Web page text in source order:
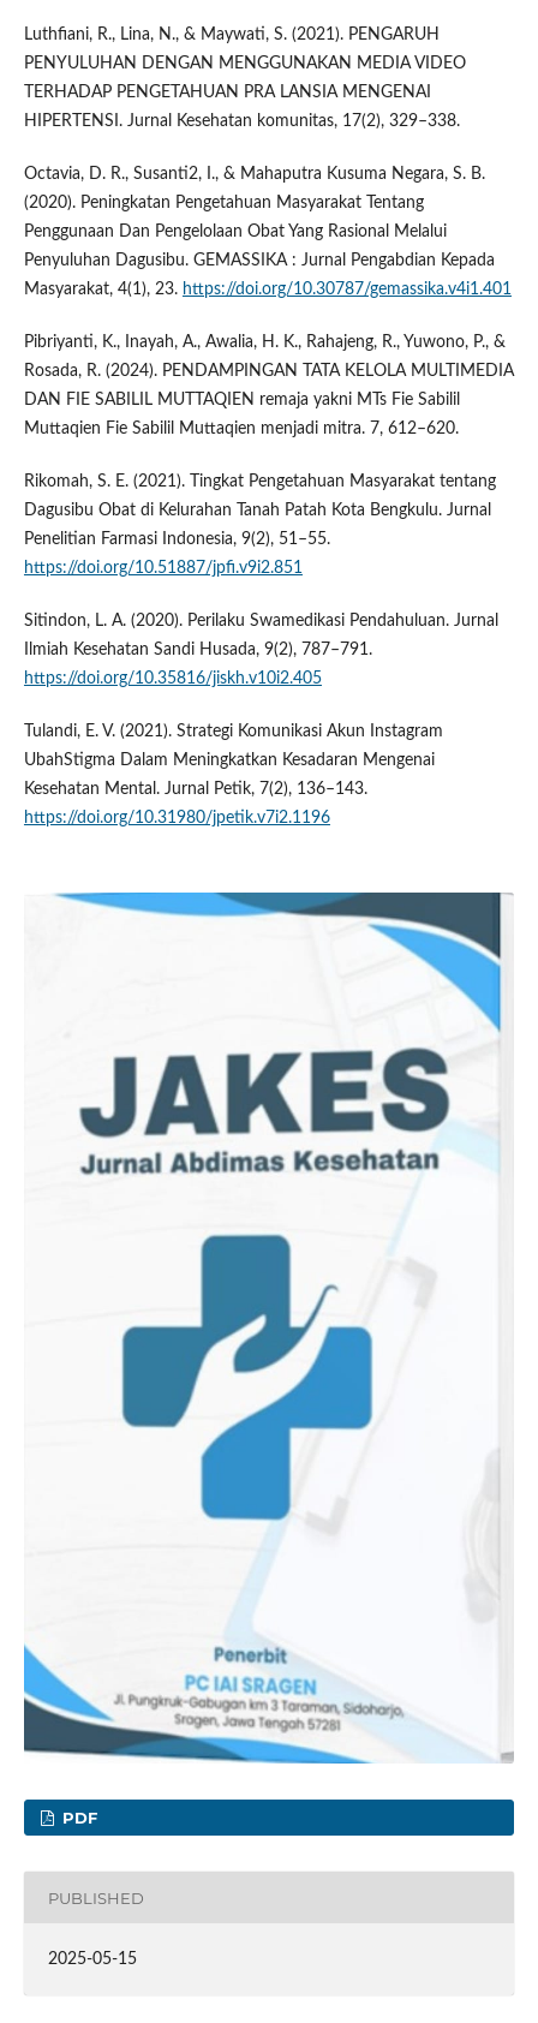
Luthfiani, R., Lina, N., & Maywati, S. (2021). PENGARUH
PENYULUHAN DENGAN MENGGUNAKAN MEDIA VIDEO
TERHADAP PENGETAHUAN PRA LANSIA MENGENAI
HIPERTENSI. Jurnal Kesehatan komunitas, 17(2), 329–338.
Octavia, D. R., Susanti2, I., & Mahaputra Kusuma Negara, S. B.
(2020). Peningkatan Pengetahuan Masyarakat Tentang
Penggunaan Dan Pengelolaan Obat Yang Rasional Melalui
Penyuluhan Dagusibu. GEMASSIKA : Jurnal Pengabdian Kepada
Masyarakat, 4(1), 23. https://doi.org/10.30787/gemassika.v4i1.401
Pibriyanti, K., Inayah, A., Awalia, H. K., Rahajeng, R., Yuwono, P., &
Rosada, R. (2024). PENDAMPINGAN TATA KELOLA MULTIMEDIA
DAN FIE SABILIL MUTTAQIEN remaja yakni MTs Fie Sabilil
Muttaqien Fie Sabilil Muttaqien menjadi mitra. 7, 612–620.
Rikomah, S. E. (2021). Tingkat Pengetahuan Masyarakat tentang
Dagusibu Obat di Kelurahan Tanah Patah Kota Bengkulu. Jurnal
Penelitian Farmasi Indonesia, 9(2), 51–55.
https://doi.org/10.51887/jpfi.v9i2.851
Sitindon, L. A. (2020). Perilaku Swamedikasi Pendahuluan. Jurnal
Ilmiah Kesehatan Sandi Husada, 9(2), 787–791.
https://doi.org/10.35816/jiskh.v10i2.405
Tulandi, E. V. (2021). Strategi Komunikasi Akun Instagram
UbahStigma Dalam Meningkatkan Kesadaran Mengenai
Kesehatan Mental. Jurnal Petik, 7(2), 136–143.
https://doi.org/10.31980/jpetik.v7i2.1196
PDF
PUBLISHED
2025-05-15